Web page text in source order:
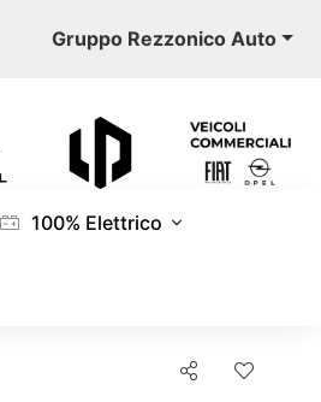
Gruppo Rezzonico Auto
100% Elettrico